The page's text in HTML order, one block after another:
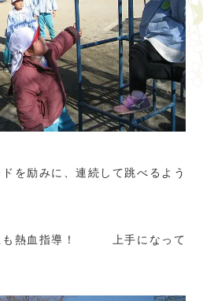
を励みに、連続して跳べるよう
も熱血指導！ 上手になって